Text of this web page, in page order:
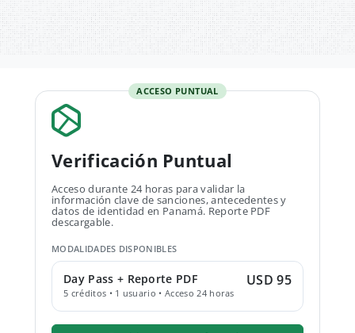
ACCESO PUNTUAL
Verificación Puntual
Acceso durante 24 horas para validar la
información clave de sanciones, antecedentes y
datos de identidad en Panamá. Reporte PDF
descargable.
MODALIDADES DISPONIBLES
Day Pass + Reporte PDF
5 créditos • 1 usuario • Acceso 24 horas
USD 95